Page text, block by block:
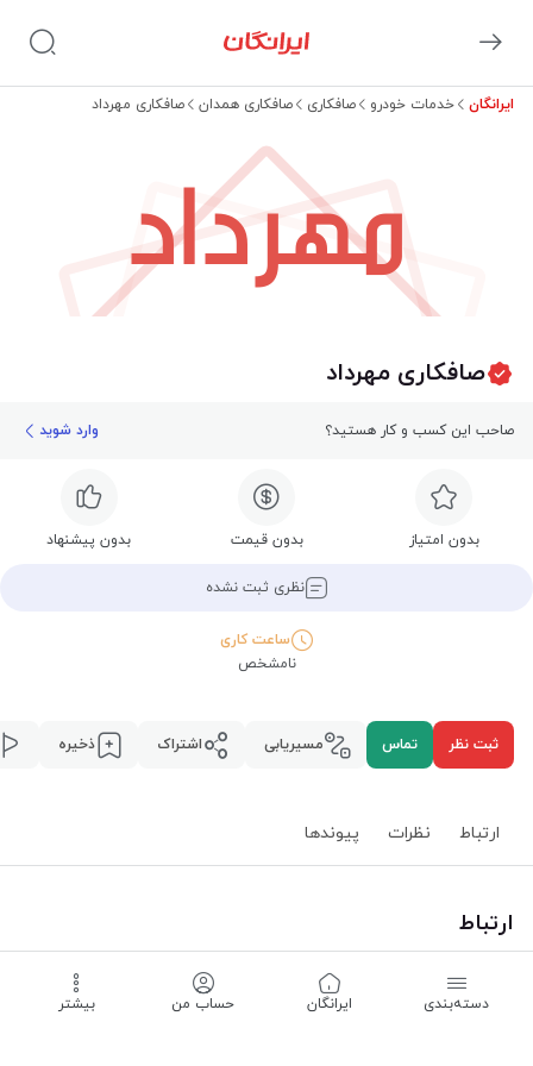
ایرانگان خدمات خودرو صافکاری صافکاری همدان صافکاری مهرداد
مهرداد
صافکاری مهرداد
صاحب این کسب و کار هستید؟ وارد شوید
بدون امتیاز بدون قیمت بدون پیشنهاد
نظری ثبت نشده
ساعت کاری
نامشخص
ثبت نظر تماس مسیریابی اشتراک ذخیره
ارتباط نظرات پیوند‌ها
ارتباط
استان همدان محله چرم سازی منوچهری
دسته‌بندی ‌ایرانگان حساب من بیشتر